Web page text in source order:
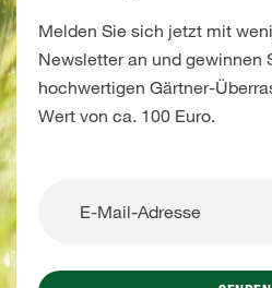
Melden Sie sich jetzt mit
Newsletter an und gewinnen
hochwertigen Gärtner-
Wert von ca. 100 Euro.